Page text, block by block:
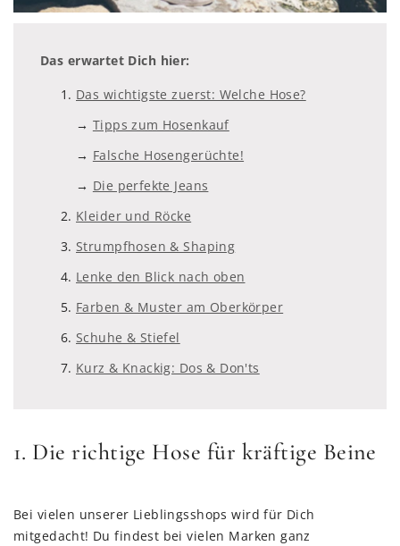
Das erwartet Dich hier:
Das wichtigste zuerst: Welche Hose?
→ Tipps zum Hosenkauf
→ Falsche Hosengerüchte!
→ Die perfekte Jeans
Kleider und Röcke
Strumpfhosen & Shaping
Lenke den Blick nach oben
Farben & Muster am Oberkörper
Schuhe & Stiefel
Kurz & Knackig: Dos & Don'ts
1. Die richtige Hose für kräftige Beine
Bei vielen unserer Lieblingsshops wird für Dich
mitgedacht! Du findest bei vielen Marken ganz